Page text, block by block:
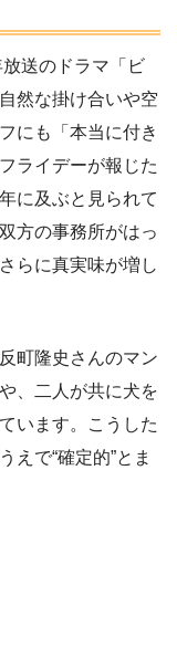
送のドラマ「ビ
然な掛け合いや空
にも「本当に付き
ライデーが報じた
に及ぶと見られて
方の事務所がはっ
らに真実味が増し
町隆史さんのマン
、二人が共に犬を
います。こうした
えで“確定的”とま